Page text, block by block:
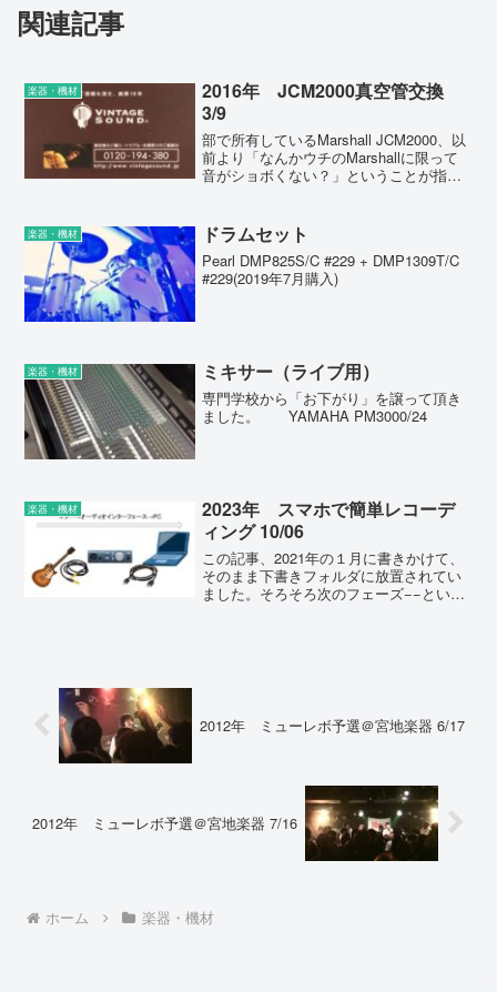
関連記事
楽器・機材
2016年 JCM2000真空管交換
3/9
部で所有しているMarshall JCM2000、以
前より「なんかウチのMarshallに限って
音がショボくない？」ということが指摘
上げないと求める音が出な...
楽器・機材 ドラムセット
Pearl DMP825S/C #229 + DMP1309T/C
#229(2019年7月購入)
楽器・機材 ミキサー（ライブ用）
専門学校から「お下がり」を譲って頂き
ました。 YAMAHA PM3000/24
楽器・機材
2023年 スマホで簡単レコーデ
ィング 10/06
この記事、2021年の１月に書きかけて、
そのまま下書きフォルダに放置されてい
ました。そろそろ次のフェーズ−−という
2012年 ミューレボ予選＠宮地楽器 6/17
2012年 ミューレボ予選＠宮地楽器 7/16
ホーム 楽器・機材